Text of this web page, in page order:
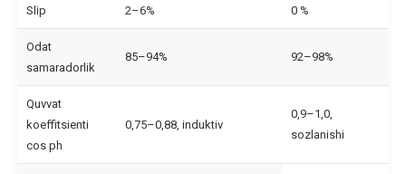
Elektromotor
statorini
qayta
o'rash
Elektromotor
yakorini
qayta
Slip 2–6% 0 %
Odat
samaradorlik
85–94% 92–98%
Quvvat
koeffitsienti
cos ph
0,75–0,88, induktiv
0,9–1,0,
sozlanishi